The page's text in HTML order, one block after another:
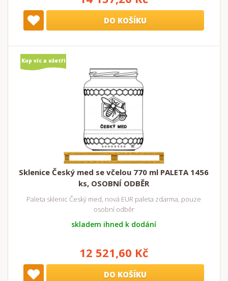
DO KOŠÍKU
Kup víc a ušetři
Sklenice Český med se včelou 770 ml PALETA 1456
ks, OSOBNÍ ODBĚR
Paleta sklenic Český med, nová EUR paleta zdarma, pouze
osobní odběr
skladem ihned k dodání
12 521,60 Kč
DO KOŠÍKU